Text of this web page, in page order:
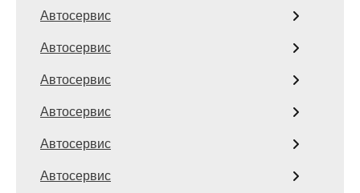
Автосервис
Автосервис
Автосервис
Автосервис
Автосервис
Автосервис